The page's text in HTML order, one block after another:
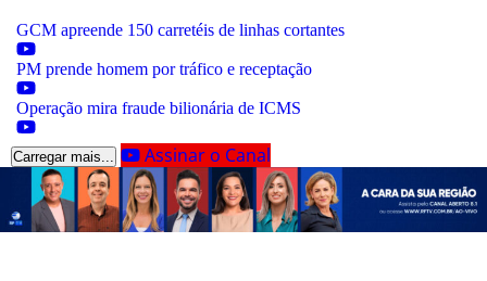
GCM apreende 150 carretéis de linhas cortantes
PM prende homem por tráfico e receptação
Operação mira fraude bilionária de ICMS
Carregar mais... Assinar o Canal